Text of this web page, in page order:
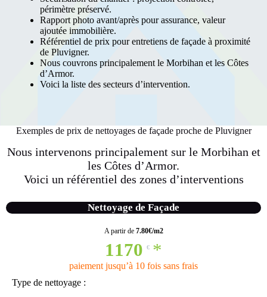
périmètre préservé.
Rapport photo avant/après pour assurance, valeur
ajoutée immobilière.
Référentiel de prix pour entretiens de façade à proximité
de Pluvigner.
Nous couvrons principalement le Morbihan et les Côtes
d’Armor.
Voici la liste des secteurs d’intervention.
Exemples de prix de nettoyages de façade proche de Pluvigner
Nous intervenons principalement sur le Morbihan et
les Côtes d’Armor.
Voici un référentiel des zones d’interventions
Nettoyage de Façade
A partir de 7.80€/m2
1170 € *
paiement jusqu’à 10 fois sans frais
Type de nettoyage :